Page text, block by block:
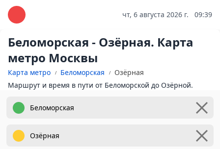
чт, 6 августа 2026 г. 09:39
Беломорская - Озёрная. Карта
метро Москвы
Карта метро Беломорская
Озёрная
Маршрут и время в пути от Беломорской до Озёрной.